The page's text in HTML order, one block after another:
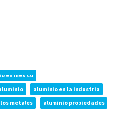
en mexico
aluminio en la industria
metales aluminio propiedades